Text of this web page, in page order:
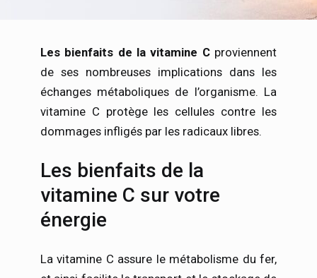
Les bienfaits de la vitamine Cproviennent
de ses nombreuses implications dans les
échanges métaboliques de l’organisme. La
vitamine C protège les cellules contre les
dommages infligés par les radicaux libres.
Les bienfaits de la
vitamine C sur votre
énergie
La vitamine C assure le métabolisme du fer,